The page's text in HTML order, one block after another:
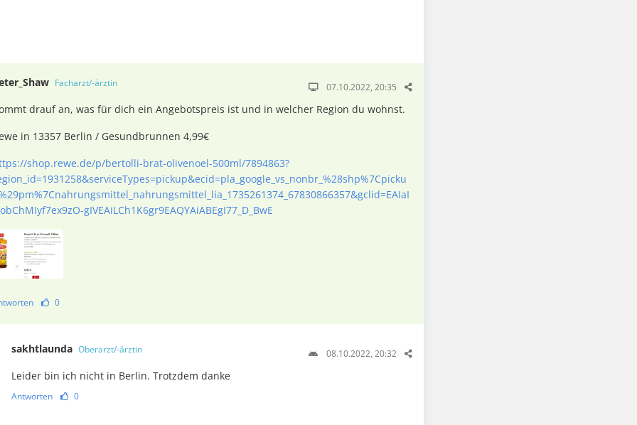
Facharzt/-ärztin 07.10.2022, 20:35
drauf an, was für dich ein Angebotspreis ist und in welcher Region du wohnst.
in 13357 Berlin / Gesundbrunnen 4,99€
shop.rewe.de/p/bertolli-brat-olivenoel-500ml/7894863?
gIVEAiLCh1K6gr9EAQYAiABEgI77_D_BwE
0
sakhtlaunda Oberarzt/-ärztin 08.10.2022, 20:32
Leider bin ich nicht in Berlin. Trotzdem danke
Antworten 0